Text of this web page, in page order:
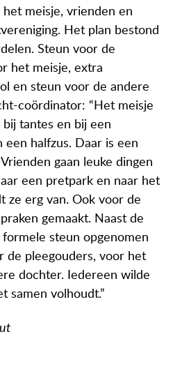
meisje, vrienden en
Het plan bestond
Steun voor de
het meisje, extra
en steun voor de andere
coördinator: “Het meisje
tantes en bij een
halfzus. Daar is een
gaan leuke dingen
een pretpark en naar het
ze erg van. Ook voor de
gemaakt. Naast de
steun opgenomen
de pleegouders, voor het
dochter. Iedereen wilde
samen volhoudt.”